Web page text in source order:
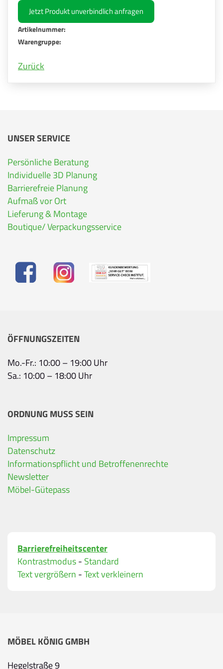
Jetzt Produkt unverbindlich anfragen
Artikelnummer:
Warengruppe:
Zurück
UNSER SERVICE
Persönliche Beratung
Individuelle 3D Planung
Barrierefreie Planung
Aufmaß vor Ort
Lieferung & Montage
Boutique/ Verpackungsservice
ÖFFNUNGSZEITEN
Mo.-Fr.: 10:00 – 19:00 Uhr
Sa.: 10:00 – 18:00 Uhr
ORDNUNG MUSS SEIN
Impressum
Datenschutz
Informationspflicht und Betroffenenrechte
Newsletter
Möbel-Gütepass
Barrierefreiheitscenter
Kontrastmodus- Standard
Text vergrößern -Text verkleinern
MÖBEL KÖNIG GMBH
Hegelstraße 9
Ihre Kontaktdaten
Alle mit Stern gekennzeichneten Felder sind
Name
Bitte geben Sie eine gültige E-Mail-Adresse ein.
Telefon*